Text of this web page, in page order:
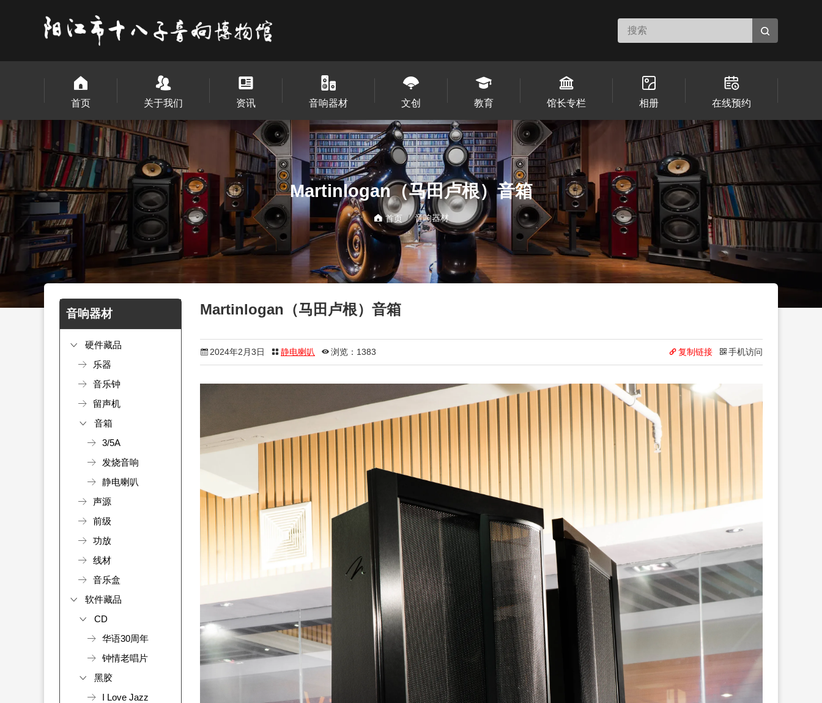
首页 关于我们 资讯 音响器材 文创 教育 馆长专栏 相册 在线预约
Martinlogan（马田卢根）音箱
首页 音响器材
音响器材
硬件藏品
乐器
音乐钟
留声机
音箱
3/5A
发烧音响
静电喇叭
声源
前级
功放
线材
音乐盒
软件藏品
CD
华语30周年
钟情老唱片
黑胶
I Love Jazz
Martinlogan（马田卢根）音箱
2024年2月3日 静电喇叭 浏览：1383 复制链接 手机访问